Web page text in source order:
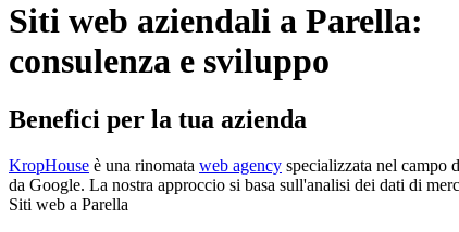
Siti web aziendali a Parella:
consulenza e sviluppo
Benefici per la tua azienda
KropHouse è una rinomata web agency specializzata nel campo
da Google. La nostra approccio si basa sull'analisi dei dati di
Siti web a Parella